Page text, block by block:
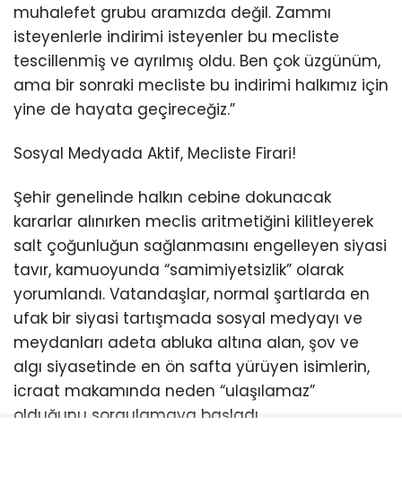
muhalefet grubu aramızda değil. Zammı
isteyenlerle indirimi isteyenler bu mecliste
tescillenmiş ve ayrılmış oldu. Ben çok üzgünüm,
ama bir sonraki mecliste bu indirimi halkımız için
yine de hayata geçireceğiz.”
Sosyal Medyada Aktif, Mecliste Firari!
Şehir genelinde halkın cebine dokunacak
kararlar alınırken meclis aritmetiğini kilitleyerek
salt çoğunluğun sağlanmasını engelleyen siyasi
tavır, kamuoyunda “samimiyetsizlik” olarak
yorumlandı. Vatandaşlar, normal şartlarda en
ufak bir siyasi tartışmada sosyal medyayı ve
meydanları adeta abluka altına alan, şov ve
algı siyasetinde en ön safta yürüyen isimlerin,
icraat makamında neden “ulaşılamaz”
olduğunu sorgulamaya başladı.